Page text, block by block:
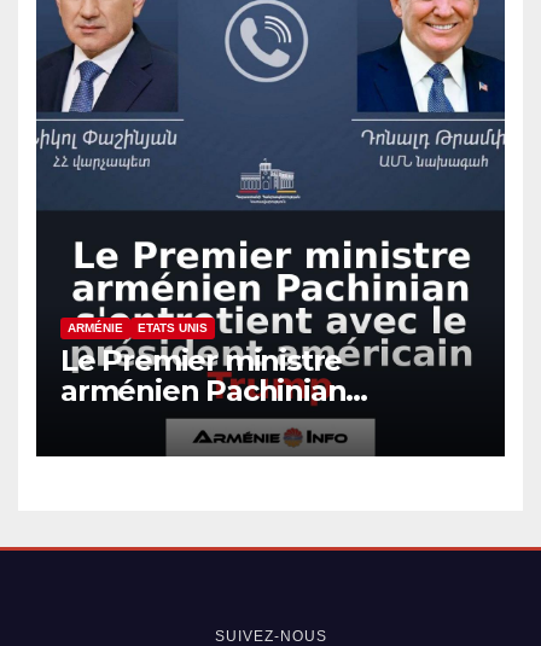
ARMÉNIE ETATS UNIS
Le Premier ministre
arménien Pachinian
s’entretient avec le président
américain Trump
SUIVEZ-NOUS